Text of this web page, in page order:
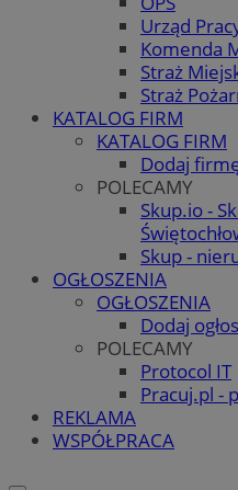
Urząd
Komenda
Straż
Straż
KATALOG FIRM
KATALOG FIRM
Dodaj
POLECAMY
Skup.io -
Skup -
OGŁOSZENIA
OGŁOSZENIA
Dodaj
POLECAMY
Protocol IT
Pracuj.pl -
REKLAMA
WSPÓŁPRACA